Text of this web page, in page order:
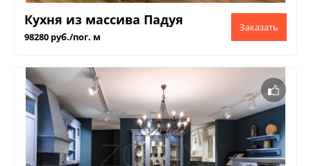
Кухня из массива Падуя
98280 руб./пог. м